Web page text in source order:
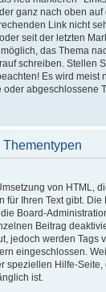
ganz nach oben
Link nicht
seit der letzten
das Thema
schreiben. Stellen
Es wird meist
oder abgeschlossene
Thementypen
von HTML,
für Ihren Text gibt.
Board-
Beitrag
jedoch werden Tags
eingeschlossen.
speziellen Hilfe-
ist.